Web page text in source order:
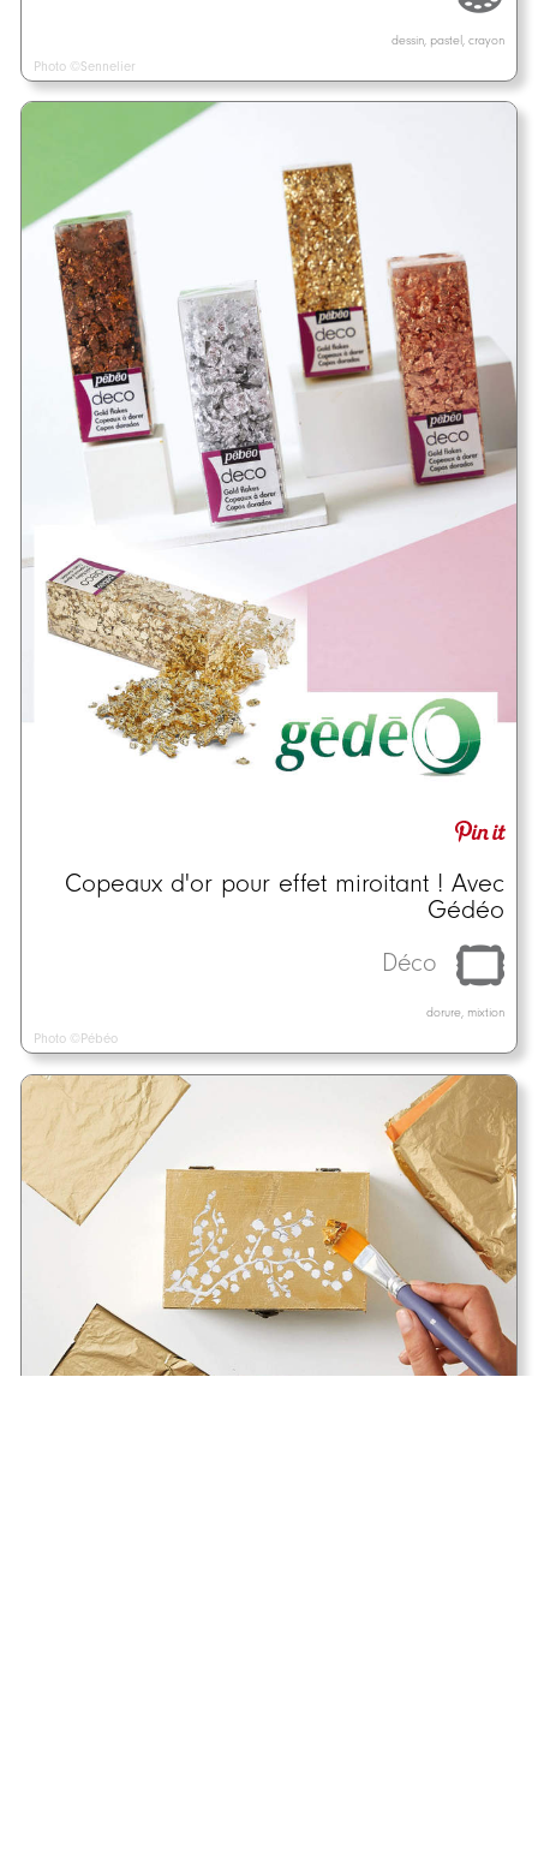
dessin, pastel, crayon
Photo ©Sennelier
Copeaux d'or pour effet miroitant ! Avec
Gédéo
Déco
dorure, mixtion
Photo ©Pébéo